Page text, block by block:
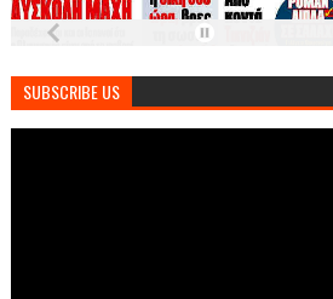
SUBSCRIBE US